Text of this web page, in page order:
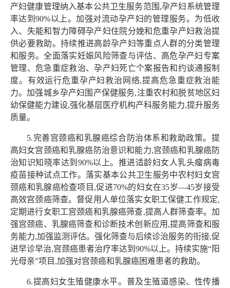
产妇健康管理纳入基本公共卫生服务范围,孕产妇系统管理
率达到90%以上。加强对流动孕产妇的管理服务。为低收
入、失能和智力障碍孕产妇住院分娩和危重孕产妇救治提
供必要救助。持续推进高龄孕产妇等重点人群的分类管理
和服务。全面落实妊娠风险筛查与评估、高危孕产妇专案
管理、危急重症救治、孕产妇死亡个案报告和约谈通报制
度。有效运行危重孕产妇救治网络,提高危急重症救治能
力。加强城乡孕产妇围产保健服务,注重农村和脱贫地区妇
幼保健能力建设,强化基层医疗机构产科服务能力,提升服务
质量。
5.完善宫颈癌和乳腺癌综合防治体系和救助政策。提
高妇女宫颈癌和乳腺癌防治意识和能力,宫颈癌和乳腺癌防
治知识知晓率达到90%以上。推进适龄妇女人乳头瘤病毒
疫苗接种试点工作。落实基本公共卫生服务中农村妇女宫
颈癌和乳腺癌检查项目,促进70%的妇女在35岁—45岁接受
高效宫颈癌筛查。督促用人单位落实女职工保健工作规定,
定期进行女职工宫颈癌和乳腺癌筛查,提高人群筛查率。加
强宫颈癌、乳腺癌筛查和诊断技术创新应用,提高筛查和服
务能力,加强监测评估。强化筛查与后续诊治服务的衔接,促
进早诊早治,宫颈癌患者治疗率达到90%以上。持续实施“阳
光母亲”项目,加强对宫颈癌和乳腺癌困难患者的救助。
6.提高妇女生殖健康水平。普及生殖道感染、性传播